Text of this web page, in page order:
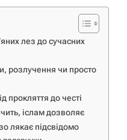
лез до сучасних
розлучення чи просто
прокляття до честі
іслам дозволяє
лякає підсвідомо